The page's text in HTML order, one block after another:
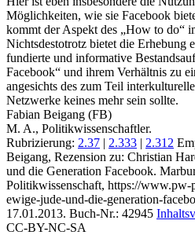
Möglichkeiten, wie sie Facebook
kommt der Aspekt des „How to do“
Nichtsdestotrotz bietet die Erhebung
fundierte und informative
Facebook“ und ihrem Verhältnis zu
angesichts des zum Teil
Netzwerke keines mehr sein sollte.
Fabian Beigang (FB)
M. A., Politikwissenschaftler.
Rubrizierung: 2.37 | 2.333 | 2.312
Beigang, Rezension zu: Christian
und die Generation Facebook.
Politikwissenschaft, https://www.pw-
ewige-jude-und-die-generation-
17.01.2013. Buch-Nr.: 42945
CC-BY-NC-SA